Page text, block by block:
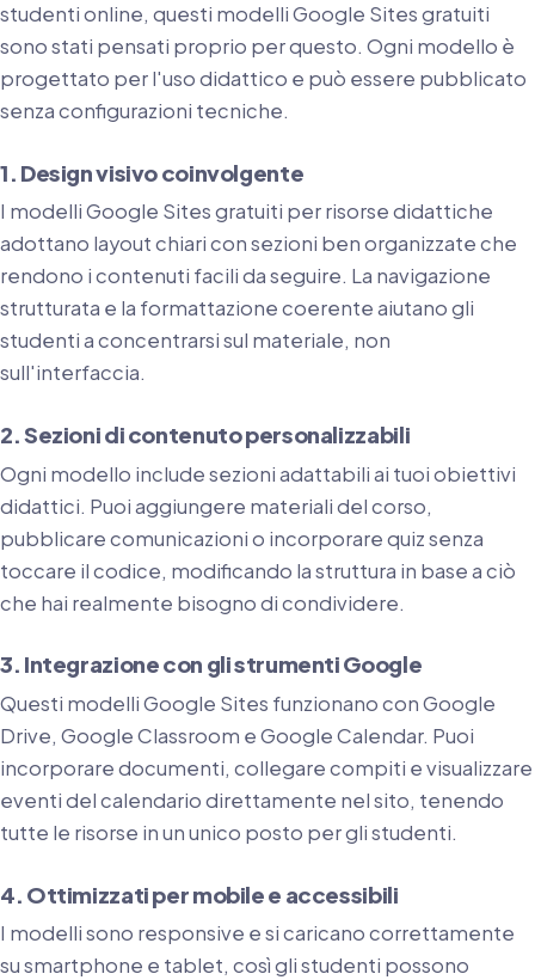
studenti online, questi modelli Google Sites gratuiti
sono stati pensati proprio per questo. Ogni modello è
progettato per l'uso didattico e può essere pubblicato
senza configurazioni tecniche.
1. Design visivo coinvolgente
I modelli Google Sites gratuiti per risorse didattiche
adottano layout chiari con sezioni ben organizzate che
rendono i contenuti facili da seguire. La navigazione
strutturata e la formattazione coerente aiutano gli
studenti a concentrarsi sul materiale, non
sull'interfaccia.
2. Sezioni di contenuto personalizzabili
Ogni modello include sezioni adattabili ai tuoi obiettivi
didattici. Puoi aggiungere materiali del corso,
pubblicare comunicazioni o incorporare quiz senza
toccare il codice, modificando la struttura in base a ciò
che hai realmente bisogno di condividere.
3. Integrazione con gli strumenti Google
Questi modelli Google Sites funzionano con Google
Drive, Google Classroom e Google Calendar. Puoi
incorporare documenti, collegare compiti e visualizzare
eventi del calendario direttamente nel sito, tenendo
tutte le risorse in un unico posto per gli studenti.
4. Ottimizzati per mobile e accessibili
I modelli sono responsive e si caricano correttamente
su smartphone e tablet, così gli studenti possono